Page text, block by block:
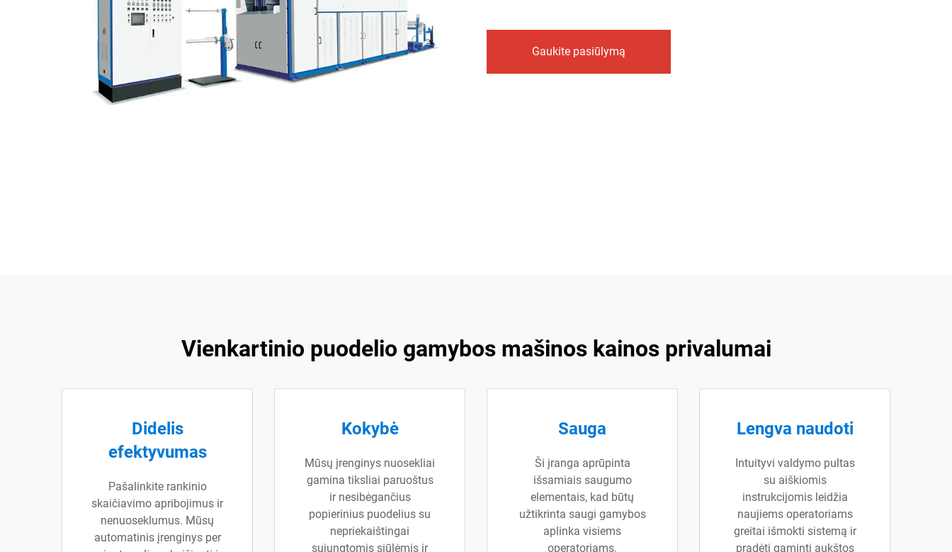
Gaukite pasiūlymą
Vienkartinio puodelio gamybos mašinos kainos privalumai
Didelis
efektyvumas
Pašalinkite rankinio
skaičiavimo apribojimus ir
nenuoseklumus. Mūsų
automatinis įrenginys per
Kokybė
Mūsų įrenginys nuosekliai
gamina tiksliai paruoštus
ir nesibėgančius
popierinius puodelius su
nepriekaištingai
sujungtomis siūlėmis ir
Sauga
Ši įranga aprūpinta
išsamiais saugumo
elementais, kad būtų
užtikrinta saugi gamybos
aplinka visiems
operatoriams.
Lengva naudoti
Intuityvi valdymo pultas
su aiškiomis
instrukcijomis leidžia
naujiems operatoriams
greitai išmokti sistemą ir
pradėti gaminti aukštos